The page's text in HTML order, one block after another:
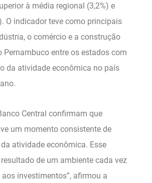
à média regional (3,2%) e
O indicador teve como principais
o comércio e a construção
Pernambuco entre os estados com
da atividade econômica no país
Central confirmam que
um momento consistente de
atividade econômica. Esse
de um ambiente cada vez
investimentos”, afirmou a